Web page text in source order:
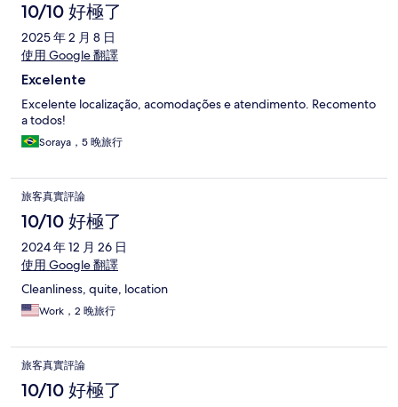
10/10 好極了
2025 年 2 月 8 日
使用 Google 翻譯
Excelente
Excelente localização, acomodações e atendimento. Recomento
a todos!
Soraya，5 晚旅行
旅客真實評論
10/10 好極了
2024 年 12 月 26 日
使用 Google 翻譯
Cleanliness, quite, location
Work，2 晚旅行
旅客真實評論
10/10 好極了